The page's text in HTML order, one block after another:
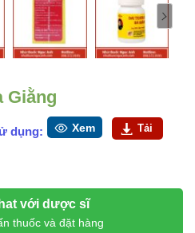
Giằng
dụng: Xem Tải
với dược sĩ
thuốc và đặt hàng